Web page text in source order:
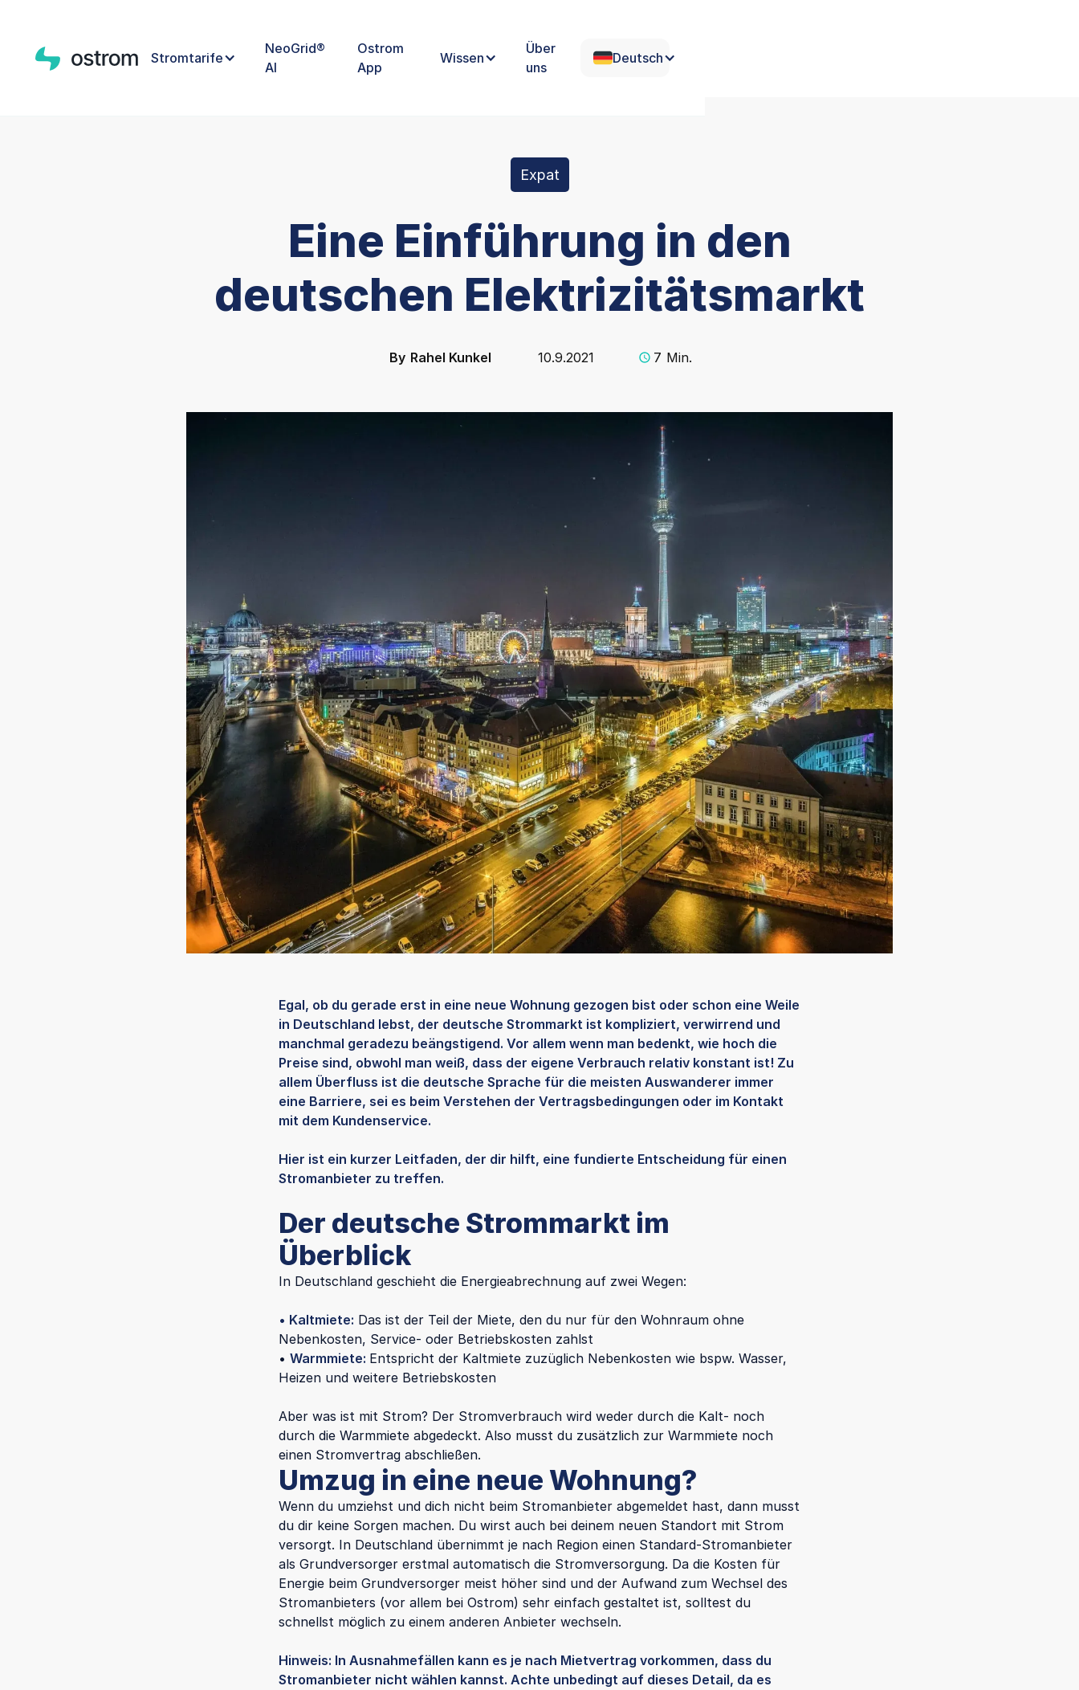
Stromtarife
NeoGrid®
AI
Ostrom
App
Wissen
Über
uns
Deutsch
Expat
Eine Einführung in den
deutschen Elektrizitätsmarkt
By Rahel Kunkel 10.9.2021 7 Min.
Egal, ob du gerade erst in eine neue Wohnung gezogen bist oder schon eine Weile
in Deutschland lebst, der deutsche Strommarkt ist kompliziert, verwirrend und
manchmal geradezu beängstigend. Vor allem wenn man bedenkt, wie hoch die
Preise sind, obwohl man weiß, dass der eigene Verbrauch relativ konstant ist! Zu
allem Überfluss ist die deutsche Sprache für die meisten Auswanderer immer
eine Barriere, sei es beim Verstehen der Vertragsbedingungen oder im Kontakt
mit dem Kundenservice.
Hier ist ein kurzer Leitfaden, der dir hilft, eine fundierte Entscheidung für einen
Stromanbieter zu treffen.
Der deutsche Strommarkt im
Überblick
In Deutschland geschieht die Energieabrechnung auf zwei Wegen:
• Kaltmiete: Das ist der Teil der Miete, den du nur für den Wohnraum ohne
Nebenkosten, Service- oder Betriebskosten zahlst
• Warmmiete: Entspricht der Kaltmiete zuzüglich Nebenkosten wie bspw. Wasser,
Heizen und weitere Betriebskosten
Aber was ist mit Strom? Der Stromverbrauch wird weder durch die Kalt- noch
durch die Warmmiete abgedeckt. Also musst du zusätzlich zur Warmmiete noch
einen Stromvertrag abschließen.
Umzug in eine neue Wohnung?
Wenn du umziehst und dich nicht beim Stromanbieter abgemeldet hast, dann musst
du dir keine Sorgen machen. Du wirst auch bei deinem neuen Standort mit Strom
versorgt. In Deutschland übernimmt je nach Region einen Standard-Stromanbieter
als Grundversorger erstmal automatisch die Stromversorgung. Da die Kosten für
Energie beim Grundversorger meist höher sind und der Aufwand zum Wechsel des
Stromanbieters (vor allem bei Ostrom) sehr einfach gestaltet ist, solltest du
schnellst möglich zu einem anderen Anbieter wechseln.
Hinweis: In Ausnahmefällen kann es je nach Mietvertrag vorkommen, dass du
Stromanbieter nicht wählen kannst. Achte unbedingt auf dieses Detail, da es